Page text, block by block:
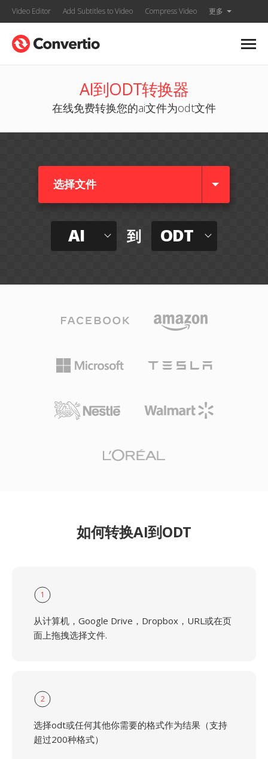
Video Editor Add Subtitles to Video Compress Video 更多
AI到ODT转换器
在线免费转换您的ai文件为odt文件
选择文件
AI 到 ODT
如何转换AI到ODT
1
从计算机，Google Drive，Dropbox，URL或在页
面上拖拽选择文件.
2
选择odt或任何其他你需要的格式作为结果（支持
超过200种格式）